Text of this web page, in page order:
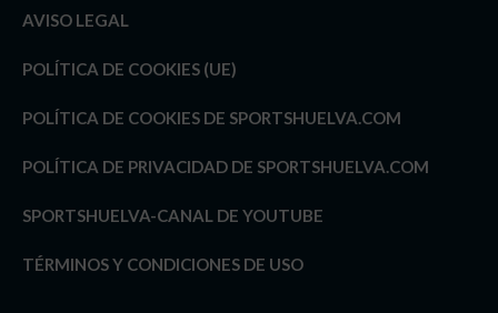
AVISO LEGAL
POLÍTICA DE COOKIES (UE)
POLÍTICA DE COOKIES DE SPORTSHUELVA.COM
POLÍTICA DE PRIVACIDAD DE SPORTSHUELVA.COM
SPORTSHUELVA-CANAL DE YOUTUBE
TÉRMINOS Y CONDICIONES DE USO